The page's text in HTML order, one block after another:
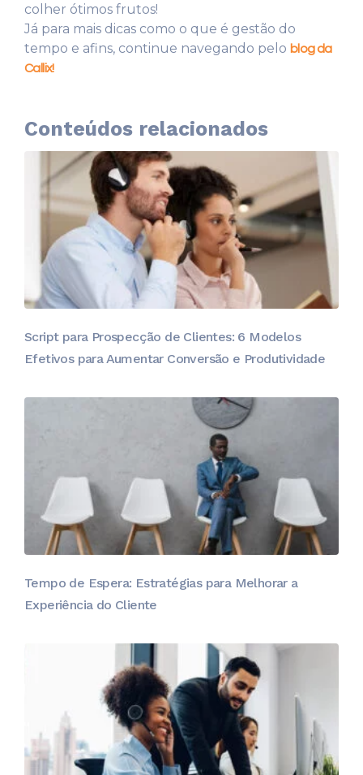
colher ótimos frutos!
Já para mais dicas como o que é gestão do
tempo e afins, continue navegando pelo blog da
Callix!
Conteúdos relacionados
Script para Prospecção de Clientes: 6 Modelos
Efetivos para Aumentar Conversão e Produtividade
Tempo de Espera: Estratégias para Melhorar a
Experiência do Cliente